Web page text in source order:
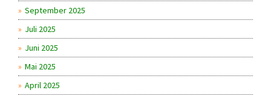
September 2025
Juli 2025
Juni 2025
Mai 2025
April 2025